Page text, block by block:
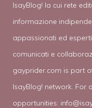
IsayBlog! la cui rete
informazione
appassionati ed
comunicati e
gayprider.com is part
IsayBlog! network. For
opportunities: